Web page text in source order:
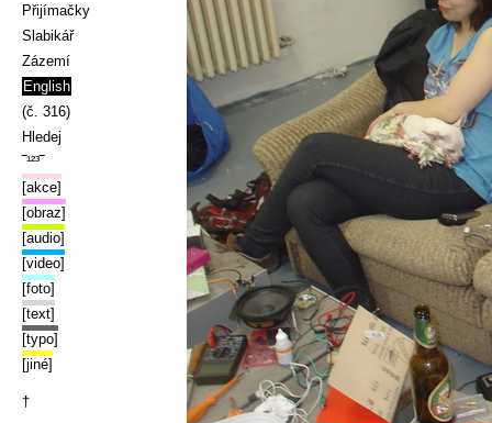
Přijímačky
Slabikář
Zázemí
English
(č. 316)
Hledej
‾¹²³‾
[akce]
[obraz]
[audio]
[video]
[foto]
[text]
[typo]
[jiné]
†